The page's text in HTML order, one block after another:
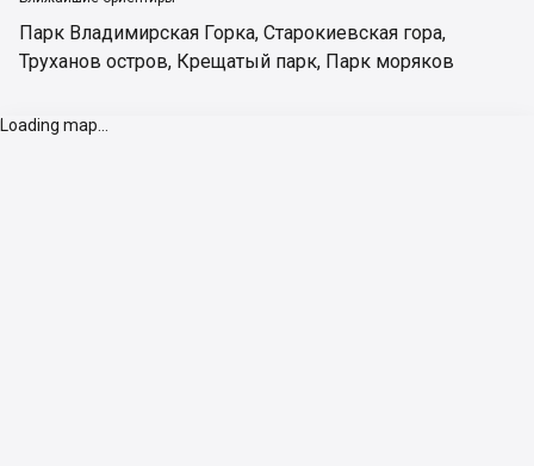
Парк Владимирская Горка, Старокиевская гора,
Труханов остров, Крещатый парк, Парк моряков
Loading map...